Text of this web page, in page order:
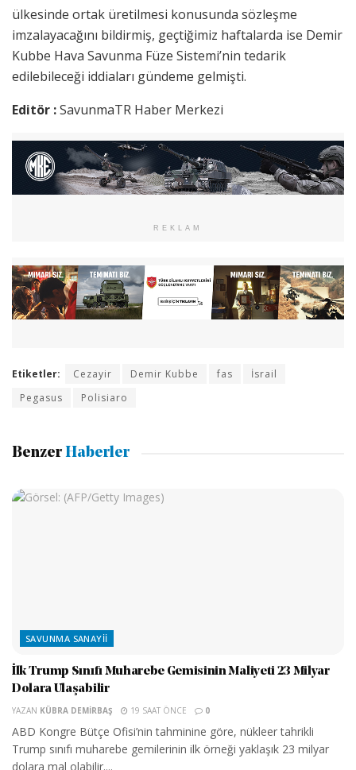
ülkesinde ortak üretilmesi konusunda sözleşme
imzalayacağını bildirmiş, geçtiğimiz haftalarda ise Demir
Kubbe Hava Savunma Füze Sistemi’nin tedarik
edilebileceği iddiaları gündeme gelmişti.
Editör :SavunmaTR Haber Merkezi
REKLAM
Etiketler: Cezayir Demir Kubbe fas
İsrail
Pegasus
Polisiaro
Benzer Haberler
SAVUNMA SANAYII
İlk Trump Sınıfı Muharebe Gemisinin Maliyeti 23 Milyar
Dolara Ulaşabilir
YAZAN KÜBRA DEMIRBAŞ 19 SAAT ÖNCE 0
ABD Kongre Bütçe Ofisi’nin tahminine göre, nükleer tahrikli
Trump sınıfı muharebe gemilerinin ilk örneği yaklaşık 23 milyar
dolara mal olabilir....